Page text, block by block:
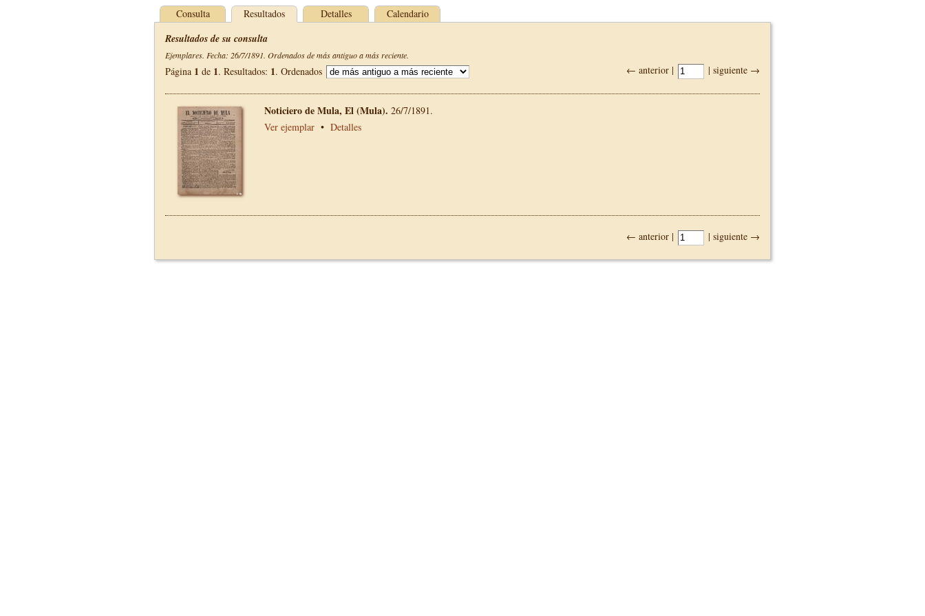
Consulta Resultados Detalles Calendario
Resultados de su consulta
Ejemplares. Fecha: 26/7/1891. Ordenados de más antiguo a más reciente.
← anterior | | siguiente →
Página 1 de 1. Resultados: 1. Ordenados
Noticiero de Mula, El (Mula). 26/7/1891.
Ver ejemplar • Detalles
← anterior | | siguiente →